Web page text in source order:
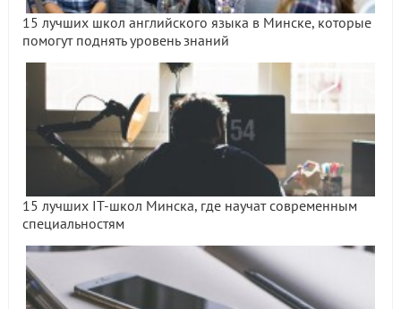
15 лучших школ английского языка в Минске, которые
помогут поднять уровень знаний
15 лучших IT-школ Минска, где научат современным
специальностям